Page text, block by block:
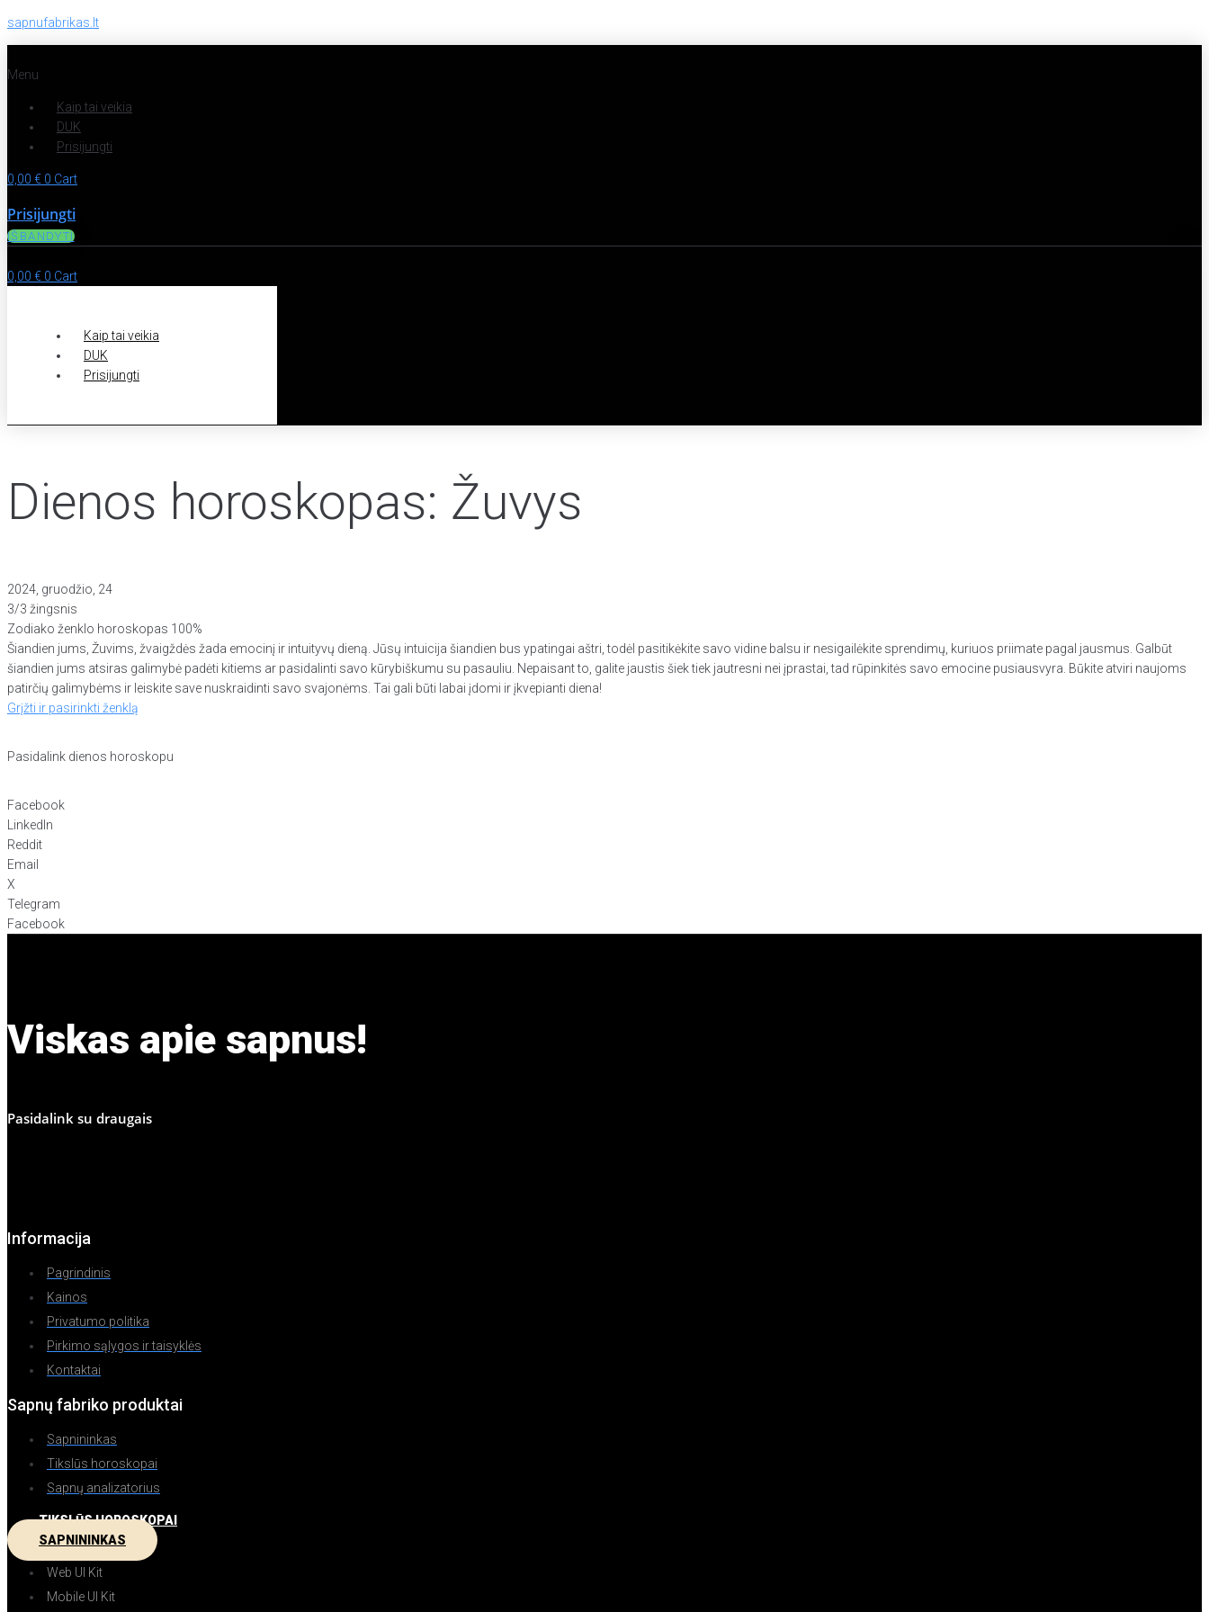
sapnufabrikas.lt
Menu
Kaip tai veikia
DUK
Prisijungti
0,00 € 0 Cart
Prisijungti
IŠBANDYTI
0,00 € 0 Cart
Kaip tai veikia
DUK
Prisijungti
Dienos horoskopas: Žuvys
2024, gruodžio, 24
3/3 žingsnis
Zodiako ženklo horoskopas 100%
Šiandien jums, Žuvims, žvaigždės žada emocinį ir intuityvų dieną. Jūsų intuicija šiandien bus ypatingai aštri, todėl pasitikėkite savo vidine balsu ir nesigailėkite sprendimų, kuriuos priimate pagal jausmus. Galbūt
šiandien jums atsiras galimybė padėti kitiems ar pasidalinti savo kūrybiškumu su pasauliu. Nepaisant to, galite jaustis šiek tiek jautresni nei įprastai, tad rūpinkitės savo emocine pusiausvyra. Būkite atviri naujoms
patirčių galimybėms ir leiskite save nuskraidinti savo svajonėms. Tai gali būti labai įdomi ir įkvepianti diena!
Grįžti ir pasirinkti ženklą
Pasidalink dienos horoskopu
Facebook
LinkedIn
Reddit
Email
X
Telegram
Facebook
Viskas apie sapnus!
Pasidalink su draugais
Informacija
Pagrindinis
Kainos
Privatumo politika
Pirkimo sąlygos ir taisyklės
Kontaktai
Sapnų fabriko produktai
Sapnininkas
Tikslūs horoskopai
Sapnų analizatorius
TIKSLŪS HOROSKOPAI
SAPNININKAS
Web UI Kit
Mobile UI Kit